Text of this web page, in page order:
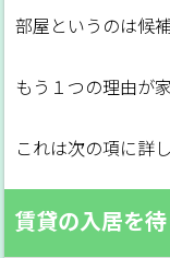
部屋というのは候
もう１つの理由が
これは次の項に詳
賃貸の入居を